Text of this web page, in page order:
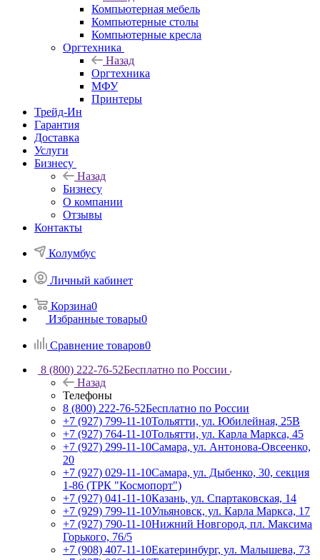
Компьютерная мебель
Компьютерные столы
Компьютерные кресла
Оргтехника
Назад
Оргтехника
МФУ
Принтеры
Трейд-Ин
Гарантия
Доставка
Услуги
Бизнесу
Назад
Бизнесу
О компании
Отзывы
Контакты
Колумбус
Личный кабинет
Корзина0
Избранные товары0
Сравнение товаров0
8 (800) 222-76-52Бесплатно по России
Назад
Телефоны
8 (800) 222-76-52Бесплатно по России
+7 (927) 799-11-10Тольятти, ул. Юбилейная, 25В
+7 (927) 764-11-10Тольятти, ул. Карла Маркса, 45
+7 (927) 299-11-10Самара, ул. Антонова-Овсеенко,
20
+7 (927) 029-11-10Самара, ул. Дыбенко, 30, секция
1-86 (ТРК "Космопорт")
+7 (927) 041-11-10Казань, ул. Спартаковская, 14
+7 (929) 799-11-10Ульяновск, ул. Карла Маркса, 17
+7 (927) 790-11-10Нижний Новгород, пл. Максима
Горького, 76/5
+7 (908) 407-11-10Екатеринбург, ул. Малышева, 73